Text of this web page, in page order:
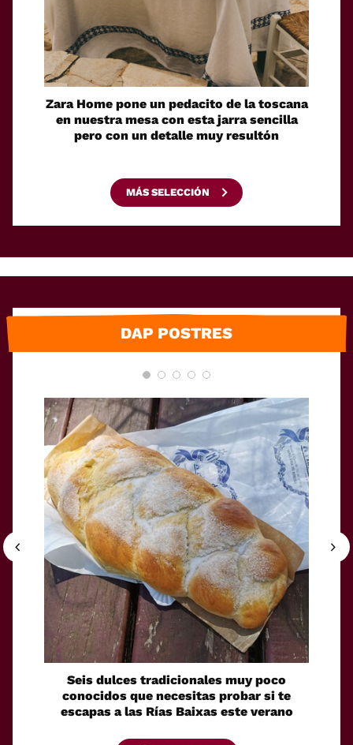
Zara Home pone un pedacito de la toscana
en nuestra mesa con esta jarra sencilla
pero con un detalle muy resultón
MÁS SELECCIÓN
DAP POSTRES
Seis dulces tradicionales muy poco
conocidos que necesitas probar si te
escapas a las Rías Baixas este verano